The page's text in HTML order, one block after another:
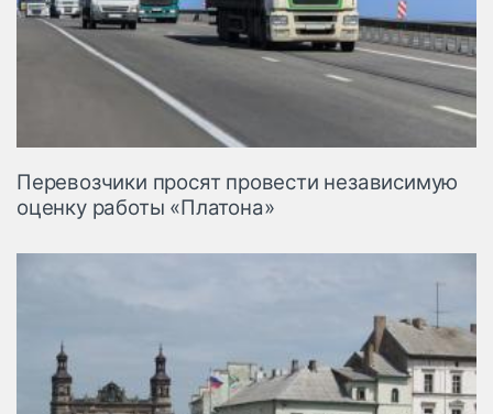
Перевозчики просят провести независимую
оценку работы «Платона»